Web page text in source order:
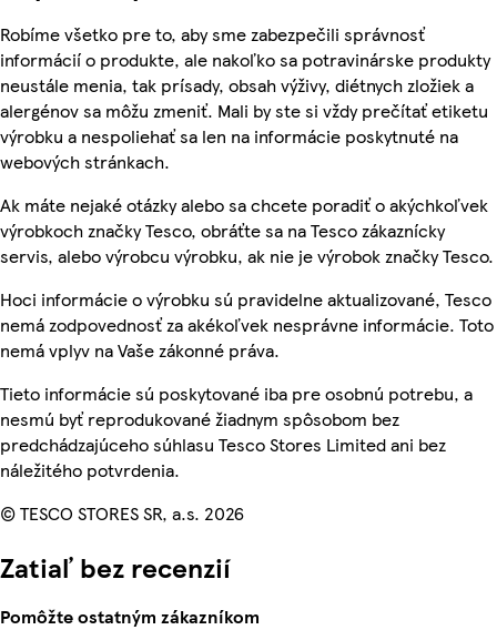
Robíme všetko pre to, aby sme zabezpečili správnosť
informácií o produkte, ale nakoľko sa potravinárske produkty
neustále menia, tak prísady, obsah výživy, diétnych zložiek a
alergénov sa môžu zmeniť. Mali by ste si vždy prečítať etiketu
výrobku a nespoliehať sa len na informácie poskytnuté na
webových stránkach.
Ak máte nejaké otázky alebo sa chcete poradiť o akýchkoľvek
výrobkoch značky Tesco, obráťte sa na Tesco zákaznícky
servis, alebo výrobcu výrobku, ak nie je výrobok značky Tesco.
Hoci informácie o výrobku sú pravidelne aktualizované, Tesco
nemá zodpovednosť za akékoľvek nesprávne informácie. Toto
nemá vplyv na Vaše zákonné práva.
Tieto informácie sú poskytované iba pre osobnú potrebu, a
nesmú byť reprodukované žiadnym spôsobom bez
predchádzajúceho súhlasu Tesco Stores Limited ani bez
náležitého potvrdenia.
© TESCO STORES SR, a.s. 2026
Zatiaľ bez recenzií
Pomôžte ostatným zákazníkom